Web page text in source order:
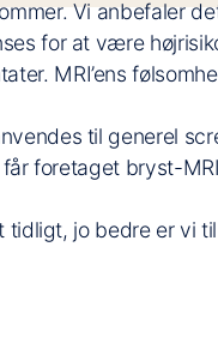
Vi anbefaler
for at være
MRI’ens
til generel
foretaget bryst-
jo bedre er vi